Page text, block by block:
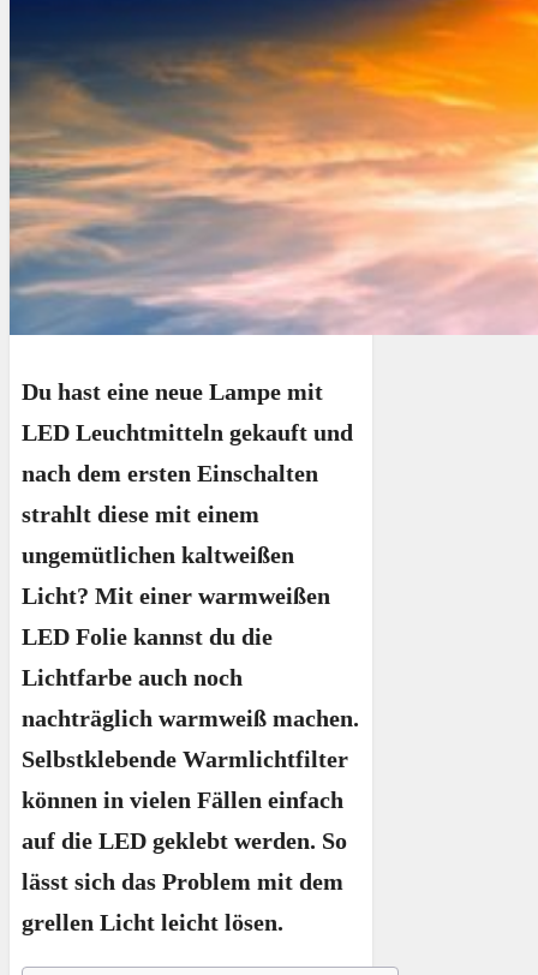
Du hast eine neue Lampe mit
LED Leuchtmitteln gekauft und
nach dem ersten Einschalten
strahlt diese mit einem
ungemütlichen kaltweißen
Licht? Mit einer warmweißen
LED Folie kannst du die
Lichtfarbe auch noch
nachträglich warmweiß machen.
Selbstklebende Warmlichtfilter
können in vielen Fällen einfach
auf die LED geklebt werden. So
lässt sich das Problem mit dem
grellen Licht leicht lösen.